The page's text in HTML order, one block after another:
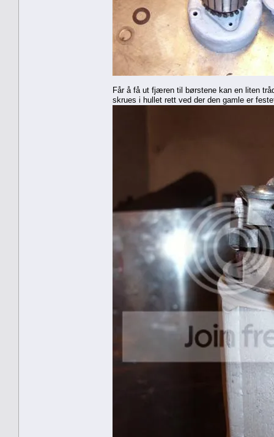
Får å få ut fjæren til børstene kan en liten
skrues i hullet rett ved der den gamle er